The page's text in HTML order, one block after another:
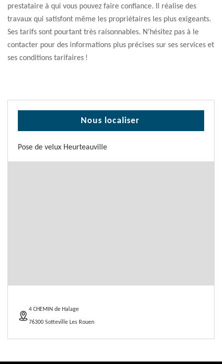
prestataire à qui vous pouvez faire confiance. Il réalise des
travaux qui satisfont même les propriétaires les plus exigeants.
Ses tarifs sont pourtant très raisonnables. N’hésitez pas à le
contacter pour des informations plus précises sur ses services et
ses conditions tarifaires !
Nous localiser
Pose de velux Heurteauville
4 CHEMIN de Halage
76300 Sotteville Les Rouen